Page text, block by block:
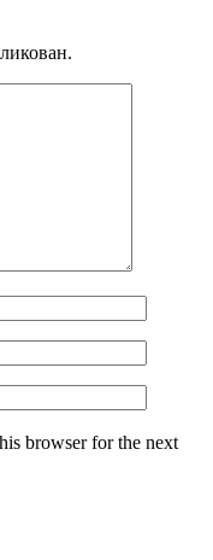
browser for the next